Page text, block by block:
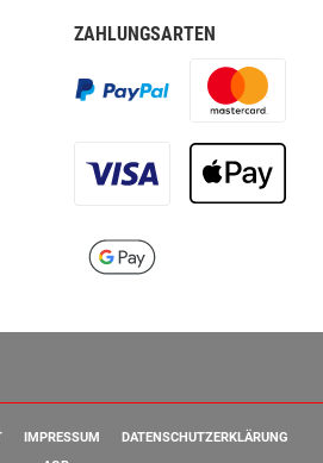
ZAHLUNGSARTEN
IMPRESSUM
DATENSCHUTZERKLÄRUNG